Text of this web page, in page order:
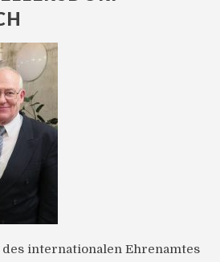
des internationalen Ehrenamtes